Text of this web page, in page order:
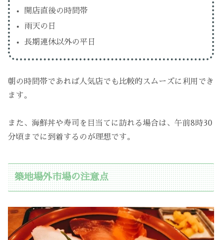
開店直後の時間帯
雨天の日
長期連休以外の平日
朝の時間帯であれば人気店でも比較的スムーズに利用でき
ます。
また、海鮮丼や寿司を目当てに訪れる場合は、午前8時30
分頃までに到着するのが理想です。
築地場外市場の注意点